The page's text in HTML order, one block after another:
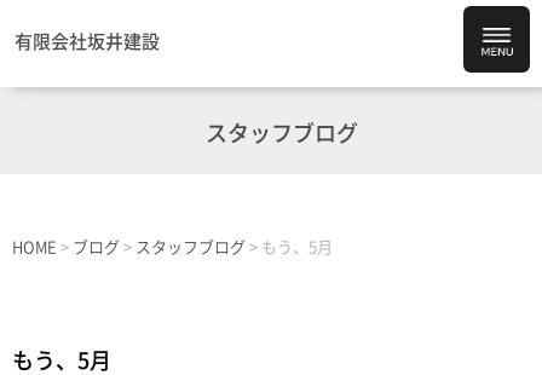
有限会社坂井建設
スタッフブログ
HOME > ブログ > スタッフブログ > もう、5月
もう、5月